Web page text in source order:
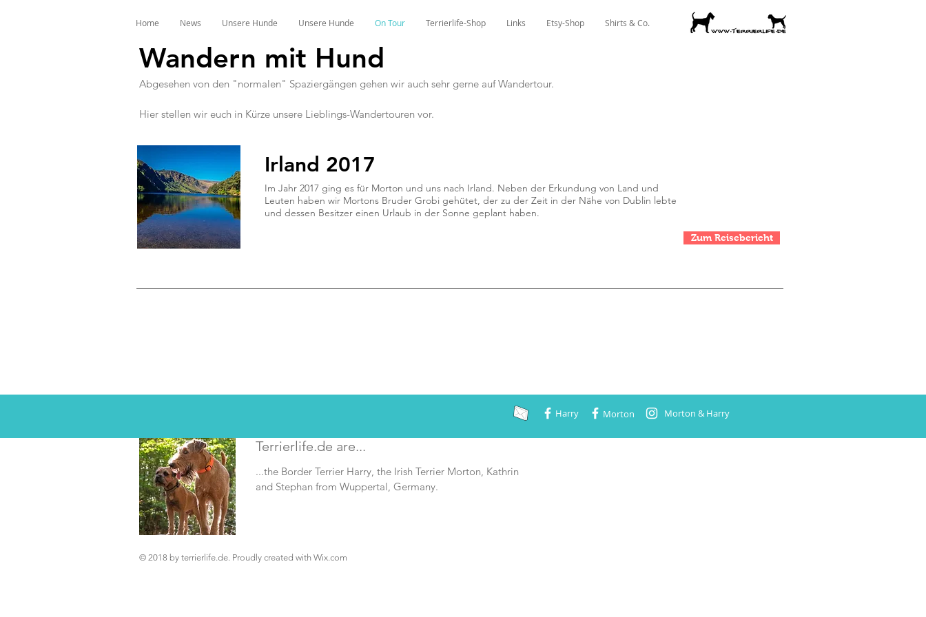
Home News Unsere Hunde Unsere Hunde On Tour Terrierlife-Shop Links Etsy-Shop Shirts & Co.
Wandern mit Hund
Abgesehen von den "normalen" Spaziergängen gehen wir auch sehr gerne auf Wandertour.
Hier stellen wir euch in Kürze unsere Lieblings-Wandertouren vor.
Irland 2017
Im Jahr 2017 ging es für Morton und uns nach Irland. Neben der Erkundung von Land und
Leuten haben wir Mortons Bruder Grobi gehütet, der zu der Zeit in der Nähe von Dublin lebte
und dessen Besitzer einen Urlaub in der Sonne geplant haben.
Zum Reisebericht
Harry Morton Morton & Harry
Terrierlife.de are...
...the Border Terrier Harry, the Irish Terrier Morton, Kathrin
and Stephan from Wuppertal, Germany.
© 2018 by terrierlife.de. Proudly created with Wix.com